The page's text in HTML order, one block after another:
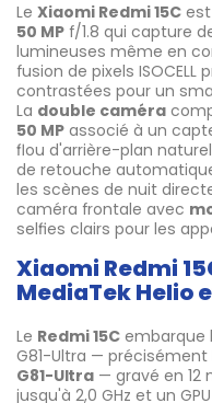
Le Xiaomi Redmi 15C
50 MP f/1.8 qui capture
lumineuses même en
fusion de pixels
contrastées pour un
La double caméra
50 MP associé à un
flou d'arrière-plan
de retouche
les scènes de nuit
caméra frontale avec
selfies clairs pour les
Xiaomi Redmi
MediaTek Helio
Le Redmi 15C embarque
G81-Ultra — précisément
G81-Ultra — gravé en
jusqu'à 2,0 GHz et un